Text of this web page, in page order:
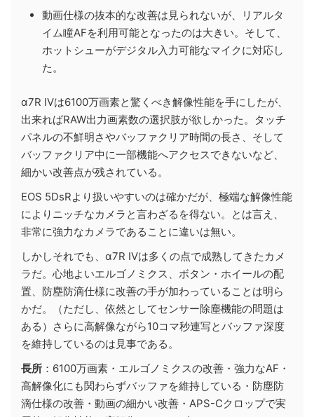
動画仕様の抜本的な改善は見られないが、リアルタ
イム瞳AFを利用可能となったのは大きい。そして、
ホットシューがデジタル入力可能なマイクに対応し
た。
α7R IVは6100万画素と驚くべき解像性能を手にしたが、
出来ればRAW出力画素数の選択肢が欲しかった。タッチ
パネルの不鮮明さやバッファクリア時間の長さ、そして
バッファクリア中に一部機能へアクセスできないなど、
細かい改善点が残されている。
EOS 5DsRより扱いやすいのは確かだが、極端な解像性能
によりニッチなカメラと言わざるを得ない。とは言え、
非常に強力なカメラであることに違いは無い。
しかしそれでも、α7R IVは多くの点で成熟してきたカメ
ラだ。心地よいエルゴノミクス、ボタン・ホイールの配
置、防塵防滴仕様に改善の手が加わっていることは明ら
かだ。（ただし、依然としてセンサー除塵機能の問題は
ある）さらに高解像ながら10コマ秒連写とバッファ深度
を維持しているのは見事である。
長所 ：6100万画素・エルゴノミクスの改善・強力なAF・
高解像化にも関わらずバッファを維持している・防塵防
滴仕様の改善・動画の細かい改善・APS-Cクロップで実